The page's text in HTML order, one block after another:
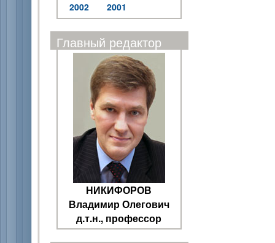
2002
2001
Главный редактор
НИКИФОРОВ
Владимир Олегович
д.т.н., профессор